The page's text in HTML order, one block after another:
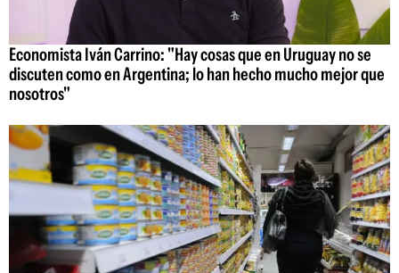
Economista Iván Carrino: "Hay cosas que en Uruguay no se
discuten como en Argentina; lo han hecho mucho mejor que
nosotros"